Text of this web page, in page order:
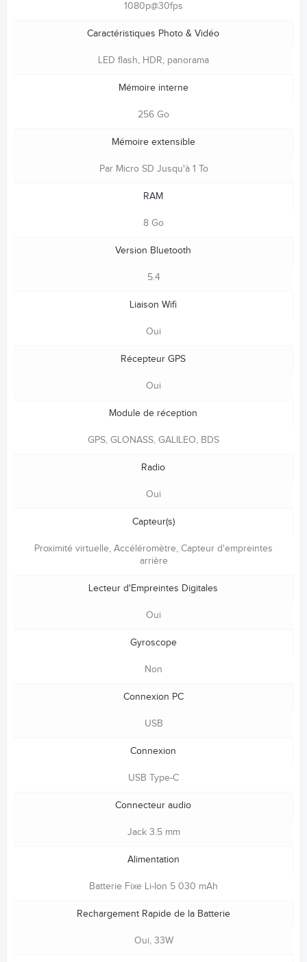
1080p@30fps
Caractéristiques Photo & Vidéo
LED flash, HDR, panorama
Mémoire interne
256 Go
Mémoire extensible
Par Micro SD Jusqu'à 1 To
RAM
8 Go
Version Bluetooth
5.4
Liaison Wifi
Oui
Récepteur GPS
Oui
Module de réception
GPS, GLONASS, GALILEO, BDS
Radio
Oui
Capteur(s)
Proximité virtuelle, Accéléromètre, Capteur d'empreintes
arrière
Lecteur d'Empreintes Digitales
Oui
Gyroscope
Non
Connexion PC
USB
Connexion
USB Type-C
Connecteur audio
Jack 3.5 mm
Alimentation
Batterie Fixe Li-Ion 5 030 mAh
Rechargement Rapide de la Batterie
Oui, 33W